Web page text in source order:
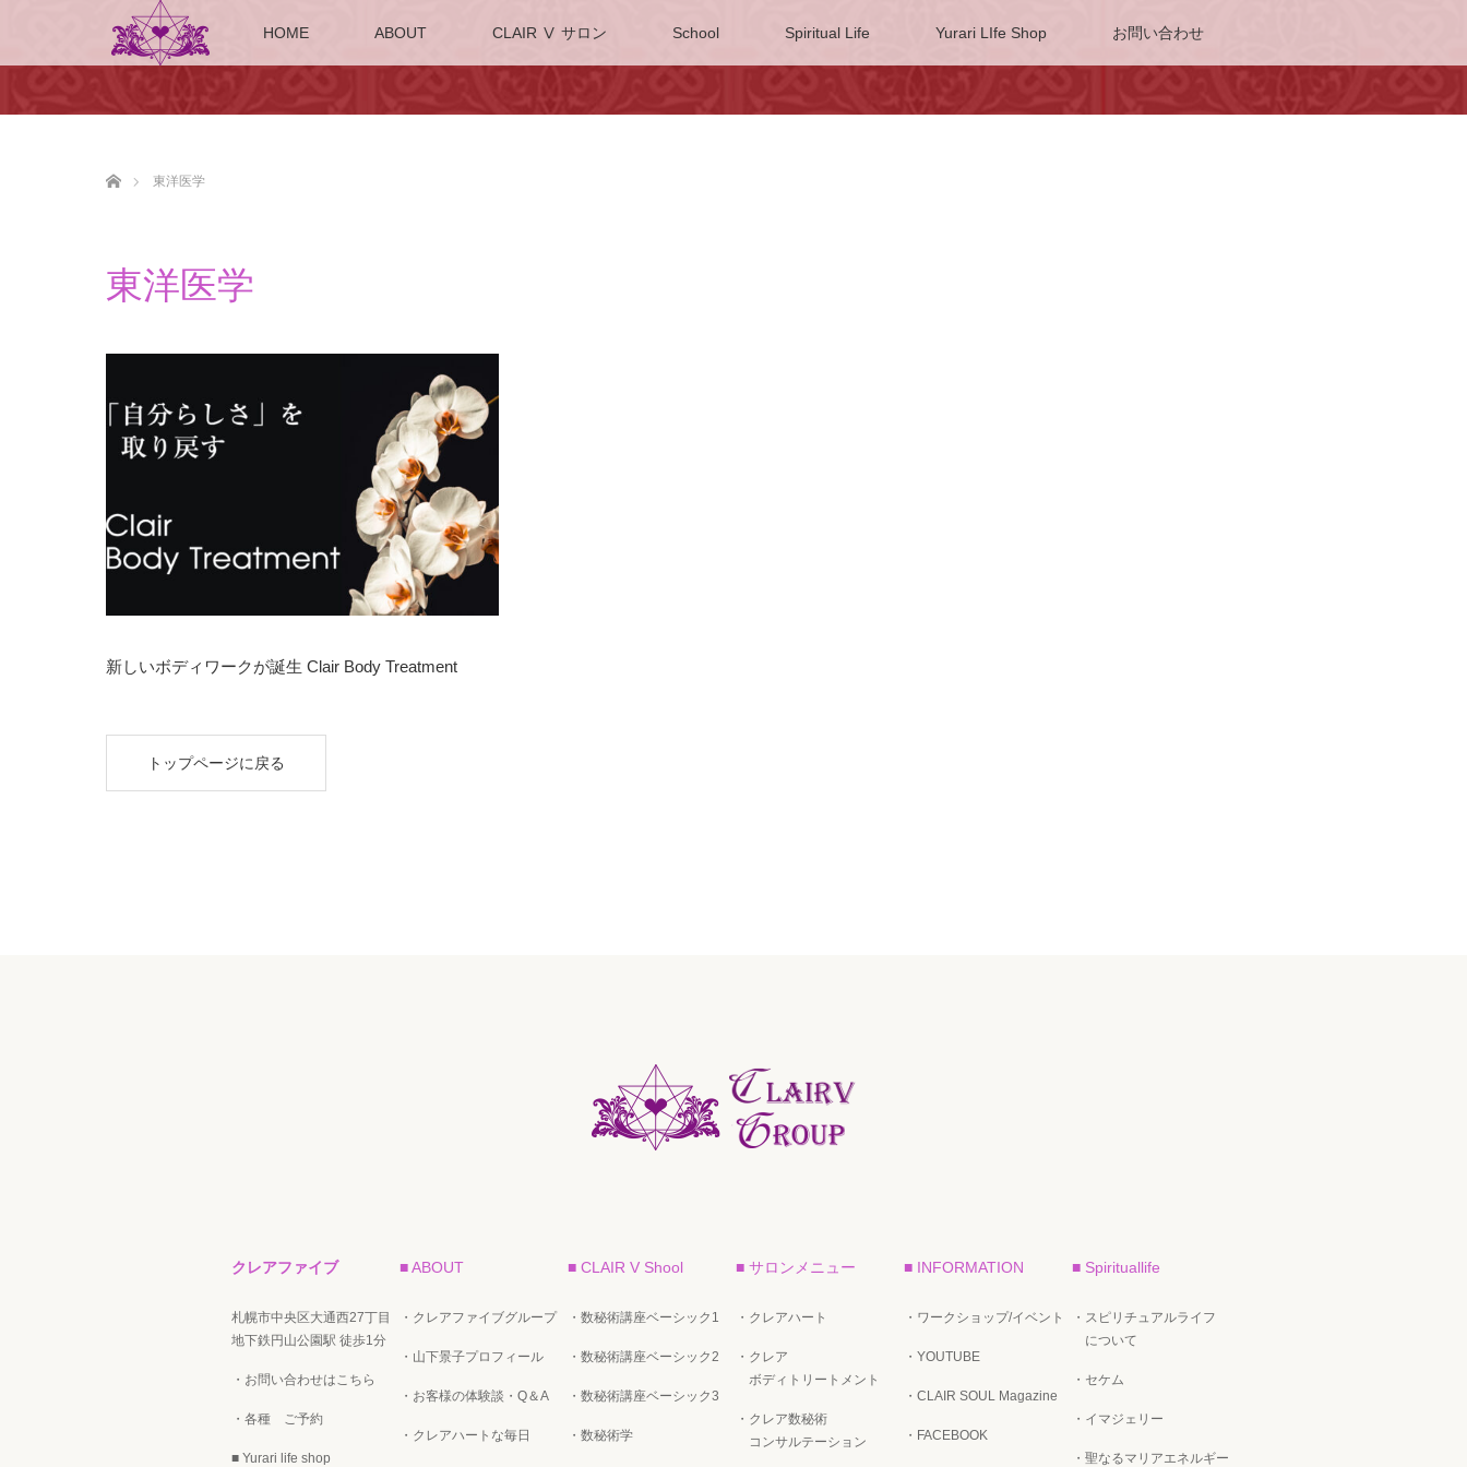
HOME ABOUT CLAIR Ⅴ サロン School Spiritual Life Yurari LIfe Shop お問い合わせ
東洋医学
東洋医学
新しいボディワークが誕生 Clair Body Treatment
トップページに戻る
クレアファイブ
札幌市中央区大通西27丁目
地下鉄円山公園駅 徒歩1分
・お問い合わせはこちら
・各種 ご予約
■ Yurari life shop
■ ABOUT
・クレアファイブグループ
・山下景子プロフィール
・お客様の体験談・Q＆A
・クレアハートな毎日
■ CLAIR V Shool
・数秘術講座ベーシック1
・数秘術講座ベーシック2
・数秘術講座ベーシック3
・数秘術学
■ サロンメニュー
・クレアハート
・クレア
ボディトリートメント
・クレア数秘術
コンサルテーション
■ INFORMATION
・ワークショップ/イベント
・YOUTUBE
・CLAIR SOUL Magazine
・FACEBOOK
■ Spirituallife
・スピリチュアルライフ
について
・セケム
・イマジェリー
・聖なるマリアエネルギー